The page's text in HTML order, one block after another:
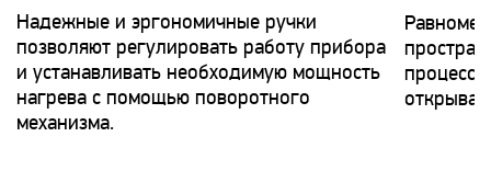
Надежные и эргономичные ручки
позволяют регулировать работу прибора
и устанавливать необходимую мощность
нагрева с помощью поворотного
механизма.
процесс